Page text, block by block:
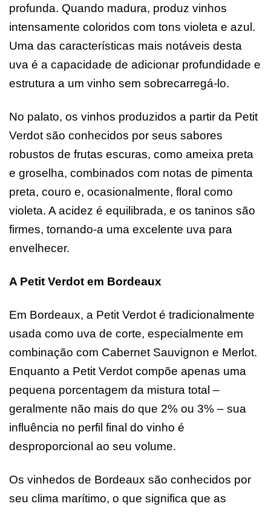
profunda. Quando madura, produz vinhos
intensamente coloridos com tons violeta e azul.
Uma das características mais notáveis desta
uva é a capacidade de adicionar profundidade e
estrutura a um vinho sem sobrecarregá-lo.
No palato, os vinhos produzidos a partir da Petit
Verdot são conhecidos por seus sabores
robustos de frutas escuras, como ameixa preta
e groselha, combinados com notas de pimenta
preta, couro e, ocasionalmente, floral como
violeta. A acidez é equilibrada, e os taninos são
firmes, tornando-a uma excelente uva para
envelhecer.
A Petit Verdot em Bordeaux
Em Bordeaux, a Petit Verdot é tradicionalmente
usada como uva de corte, especialmente em
combinação com Cabernet Sauvignon e Merlot.
Enquanto a Petit Verdot compõe apenas uma
pequena porcentagem da mistura total –
geralmente não mais do que 2% ou 3% – sua
influência no perfil final do vinho é
desproporcional ao seu volume.
Os vinhedos de Bordeaux são conhecidos por
seu clima marítimo, o que significa que as